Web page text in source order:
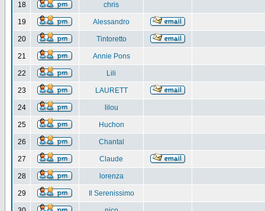
18 chris
19 Alessandro
20 Tintoretto
21 Annie Pons
22 Lili
23 LAURETT
24 lilou
25 Huchon
26 Chantal
27 Claude
28 lorenza
29 Il Serenissimo